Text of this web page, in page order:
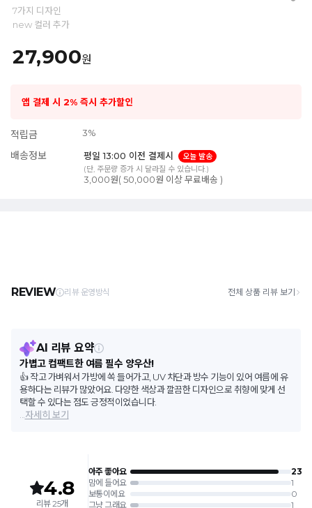
7가지 디자인
new 컬러 추가
27,900원
앱 결제 시 2% 즉시 추가할인
적립금 3%
배송정보 평일 13:00 이전 결제시
오늘 발송
(단, 주문량 증가 시 달라질 수 있습니다.)
3,000원( 50,000원 이상 무료배송 )